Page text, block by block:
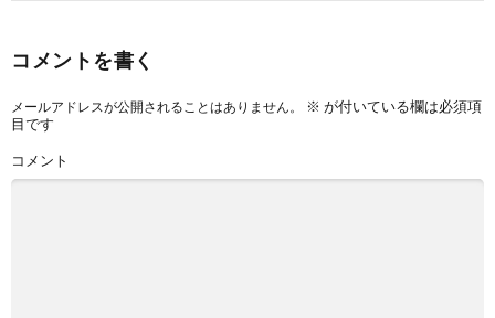
コメントを書く
メールアドレスが公開されることはありません。 ※ が付いている欄は必須項
目です
コメント